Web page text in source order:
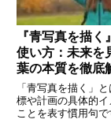
『青写真を描く
使い方：未来を
葉の本質を徹底
「青写真を描く」
標や計画の具体的
ことを表す慣用句で